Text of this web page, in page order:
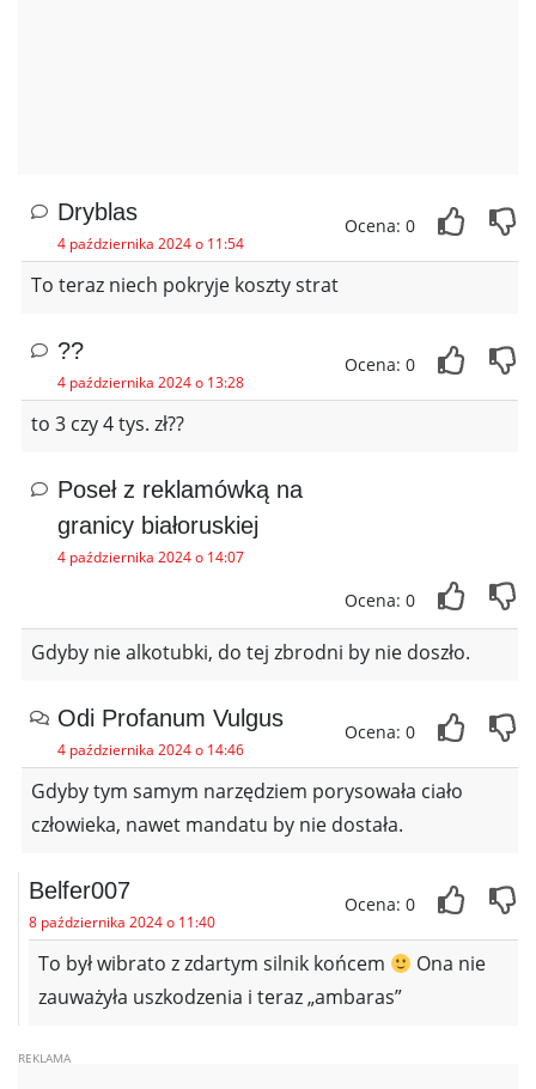
Dryblas
4 października 2024 o 11:54
Ocena: 0
To teraz niech pokryje koszty strat
??
4 października 2024 o 13:28
Ocena: 0
to 3 czy 4 tys. zł??
Poseł z reklamówką na
granicy białoruskiej
4 października 2024 o 14:07
Ocena: 0
Gdyby nie alkotubki, do tej zbrodni by nie doszło.
Odi Profanum Vulgus
4 października 2024 o 14:46
Ocena: 0
Gdyby tym samym narzędziem porysowała ciało
człowieka, nawet mandatu by nie dostała.
Belfer007
8 października 2024 o 11:40
Ocena: 0
To był wibrato z zdartym silnik końcem
Ona nie
zauważyła uszkodzenia i teraz „ambaras”